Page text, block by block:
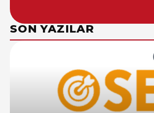
SON YAZILAR